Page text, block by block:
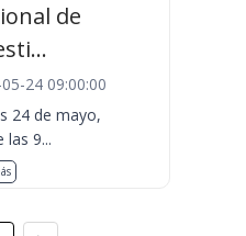
de
24 09:00:00
24 de mayo,
las 9...